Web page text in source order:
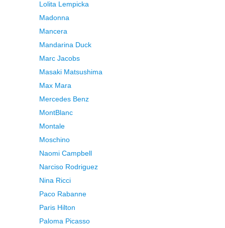
Lolita Lempicka
Madonna
Mancera
Mandarina Duck
Marc Jacobs
Masaki Matsushima
Max Mara
Mercedes Benz
MontBlanc
Montale
Moschino
Naomi Campbell
Narciso Rodriguez
Nina Ricci
Paco Rabanne
Paris Hilton
Paloma Picasso